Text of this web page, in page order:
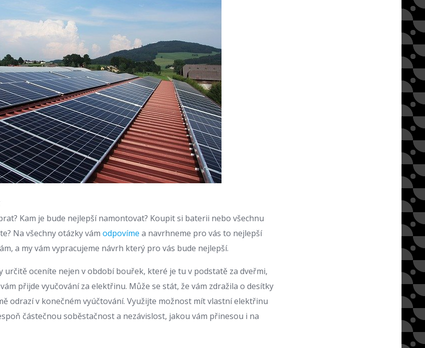
Kam je bude nejlepší namontovat? Koupit si baterii nebo všechnu
Na všechny otázky vám odpovíme a navrhneme pro vás to nejlepší
a my vám vypracujeme návrh který pro vás bude nejlepší.
určitě oceníte nejen v období bouřek, které je tu v podstatě za dveřmi,
přijde vyučování za elektřinu. Může se stát, že vám zdražila o desítky
odrazí v konečném vyúčtování. Využijte možnost mít vlastní elektřinu
částečnou soběstačnost a nezávislost, jakou vám přinesou i na